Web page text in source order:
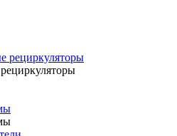
рециркуляторы